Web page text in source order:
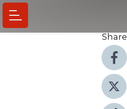
Share